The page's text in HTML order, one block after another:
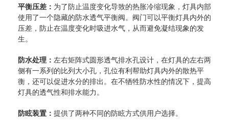
平衡压差： 为了防止温度变化导致的热胀冷缩现象，灯具内部
使用了一个隐藏的防水透气平衡阀。阀门可以平衡灯具内外的
压差，防止在温度变化时吸进水气，从而避免凝结现象的发
生。
防水处理： 左右矩阵式圆形透气排水孔设计，在灯具的左右两
侧有一系列的比列大小孔，孔位有利帮助灯具内外的散热平
衡，还可以促进水分的排出。在不牺牲防水性的情况下，提高
灯具的透气性和排水能力。
防眩装置： 提供了两种不同的防眩方式供用户选择。